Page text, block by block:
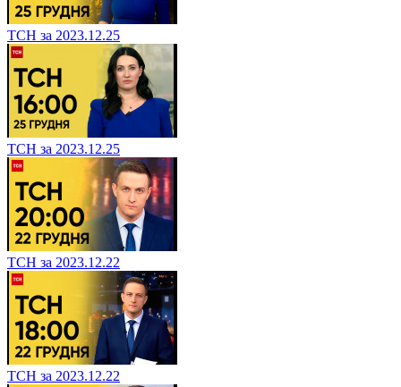
ТСН за 2023.12.25
ТСН за 2023.12.25
ТСН за 2023.12.22
ТСН за 2023.12.22